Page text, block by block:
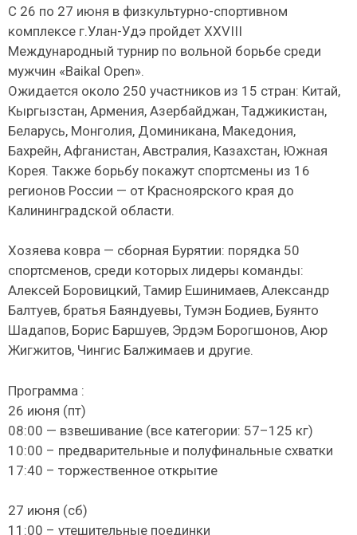
С 26 по 27 июня в физкультурно-спортивном
комплексе г.Улан-Удэ пройдет XXVIII
Международный турнир по вольной борьбе среди
мужчин «Baikal Open».
Ожидается около 250 участников из 15 стран: Китай,
Кыргызстан, Армения, Азербайджан, Таджикистан,
Беларусь, Монголия, Доминикана, Македония,
Бахрейн, Афганистан, Австралия, Казахстан, Южная
Корея. Также борьбу покажут спортсмены из 16
регионов России — от Красноярского края до
Калининградской области.
Хозяева ковра — сборная Бурятии: порядка 50
спортсменов, среди которых лидеры команды:
Алексей Боровицкий, Тамир Ешинимаев, Александр
Балтуев, братья Баяндуевы, Тумэн Бодиев, Буянто
Шадапов, Борис Баршуев, Эрдэм Борогшонов, Аюр
Жигжитов, Чингис Балжимаев и другие.
Программа :
26 июня (пт)
08:00 — взвешивание (все категории: 57–125 кг)
10:00 – предварительные и полуфинальные схватки
17:40 – торжественное открытие
27 июня (сб)
11:00 – утешительные поединки